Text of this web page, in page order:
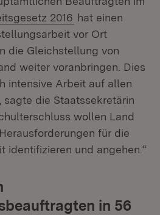
2016 (Öffnet in
hat einen
vor Ort
die Gleichstellung von
weiter voranbringen. Dies
intensive Arbeit auf allen
sagte die Staatssekretärin
wollen Land
für die
identifizieren und angehen.“
in 56